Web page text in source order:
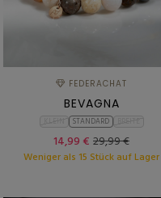
FEDERACHAT
BEVAGNA
STANDARD
14,99 € 29,99 €
Weniger als 15 Stück auf Lager